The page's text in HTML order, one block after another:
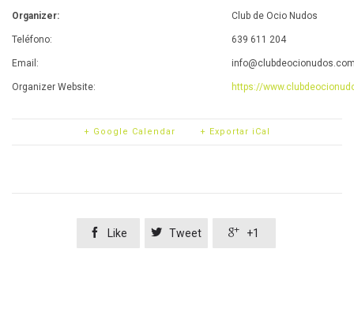
Organizer: Club de Ocio Nudos
Teléfono: 639 611 204
Email:
Organizer Website: https://
+ Google Calendar + Exportar iCal
 Like  Tweet  +1